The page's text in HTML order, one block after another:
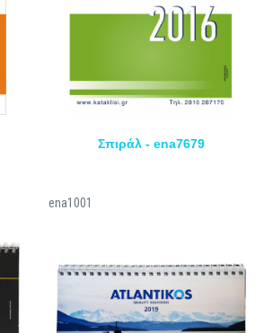
Σπιράλ - ena7679
ena1001